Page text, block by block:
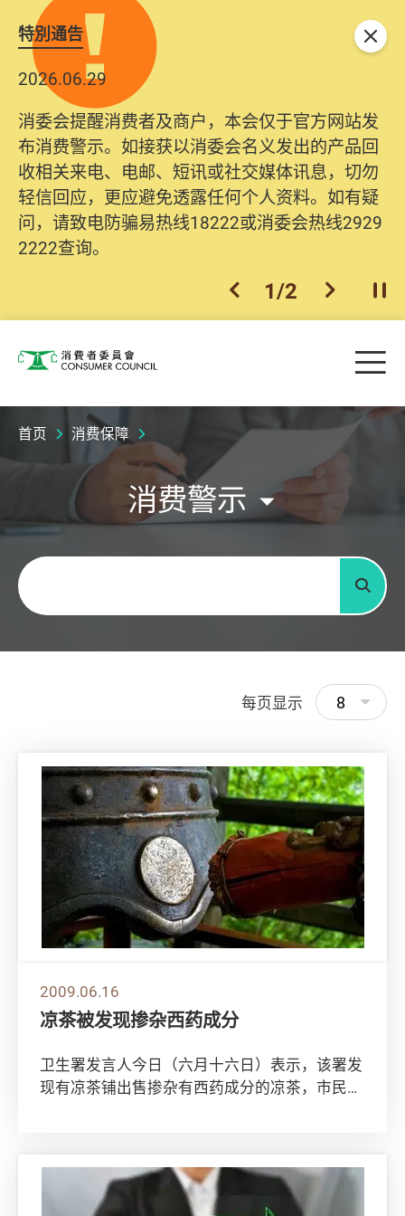
特別通告
2026.06.29
消委会提醒消费者及商户，本会仅于官方网站发
布消费警示。如接获以消委会名义发出的产品回
收相关来电、电邮、短讯或社交媒体讯息，切勿
轻信回应，更应避免透露任何个人资料。如有疑
问，请致电防骗易热线18222或消委会热线2929
2222查询。
上一个
1/2 下一个开
关闭
消费者委员会 目
首页 消费保障
消费警示
关键字
搜寻
每页显示 8
2009.06.16
凉茶被发现掺杂西药成分
卫生署发言人今日（六月十六日）表示，该署发
现有凉茶铺出售掺杂有西药成分的凉茶，市民服